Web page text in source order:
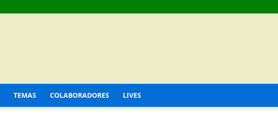
TEMAS COLABORADORES LIVES